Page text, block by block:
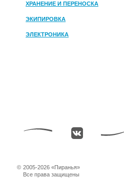
ХРАНЕНИЕ И ПЕРЕНОСКА
ЭКИПИРОВКА
ЭЛЕКТРОНИКА
© 2005-2026 «Пиранья»
Все права защищены